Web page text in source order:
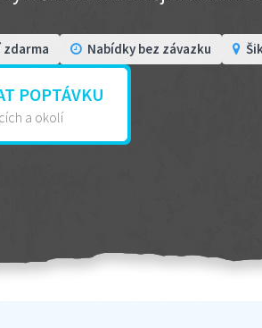
zdarma Nabídky bez závazku
POPTÁVKU
a okolí